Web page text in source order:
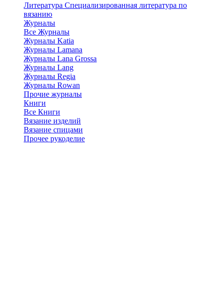
Литература Специализированная литература по
вязанию
Журналы
Все Журналы
Журналы Katia
Журналы Lamana
Журналы Lana Grossa
Журналы Lang
Журналы Regia
Журналы Rowan
Прочие журналы
Книги
Все Книги
Вязание изделий
Вязание спицами
Прочее рукоделие